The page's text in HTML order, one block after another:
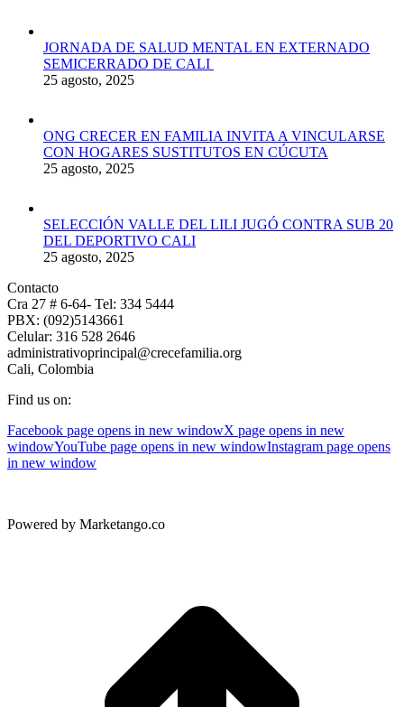
JORNADA DE SALUD MENTAL EN EXTERNADO
SEMICERRADO DE CALI
25 agosto, 2025
ONG CRECER EN FAMILIA INVITA A VINCULARSE
CON HOGARES SUSTITUTOS EN CÚCUTA
25 agosto, 2025
SELECCIÓN VALLE DEL LILI JUGÓ CONTRA SUB 20
DEL DEPORTIVO CALI
25 agosto, 2025
Contacto
Cra 27 # 6-64- Tel: 334 5444
PBX: (092)5143661
Celular: 316 528 2646
administrativoprincipal@crecefamilia.org
Cali, Colombia
Find us on:
Facebook page opens in new windowX page opens in new
windowYouTube page opens in new windowInstagram page opens
in new window
Powered by Marketango.co